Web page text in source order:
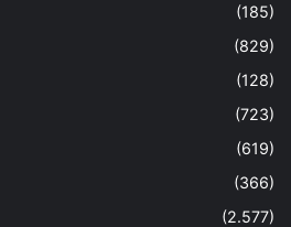
(185)
(829)
(128)
(723)
(619)
(366)
(2.577)